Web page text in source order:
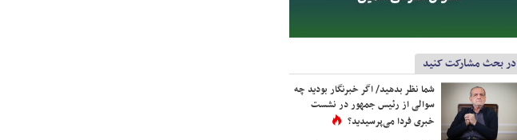
در بحث مشارکت کنید
شما نظر بدهید/ اگر خبرنگار بودید چه
سوالی از رئیس جمهور در نشست
خبری فردا می‌پرسیدید؟